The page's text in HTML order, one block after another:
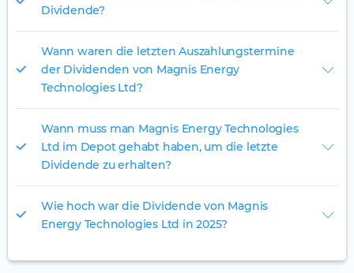
Dividende?
Wann waren die letzten Auszahlungstermine
der Dividenden von Magnis Energy
Technologies Ltd?
Wann muss man Magnis Energy Technologies
Ltd im Depot gehabt haben, um die letzte
Dividende zu erhalten?
Wie hoch war die Dividende von Magnis
Energy Technologies Ltd in 2025?